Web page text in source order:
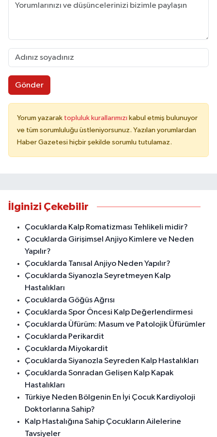
Gönder
Yorum yazarak topluluk kurallarımızı kabul etmiş bulunuyor
ve tüm sorumluluğu üstleniyorsunuz. Yazılan yorumlardan
Haber Gazetesi hiçbir şekilde sorumlu tutulamaz.
İlginizi Çekebilir
Çocuklarda Kalp Romatizması Tehlikeli midir?
Çocuklarda Girişimsel Anjiyo Kimlere ve Neden
Yapılır?
Çocuklarda Tanısal Anjiyo Neden Yapılır?
Çocuklarda Siyanozla Seyretmeyen Kalp
Hastalıkları
Çocuklarda Göğüs Ağrısı
Çocuklarda Spor Öncesi Kalp Değerlendirmesi
Çocuklarda Üfürüm: Masum ve Patolojik Üfürümler
Çocuklarda Perikardit
Çocuklarda Miyokardit
Çocuklarda Siyanozla Seyreden Kalp Hastalıkları
Çocuklarda Sonradan Gelişen Kalp Kapak
Hastalıkları
Türkiye Neden Bölgenin En İyi Çocuk Kardiyoloji
Doktorlarına Sahip?
Kalp Hastalığına Sahip Çocukların Ailelerine
Tavsiyeler